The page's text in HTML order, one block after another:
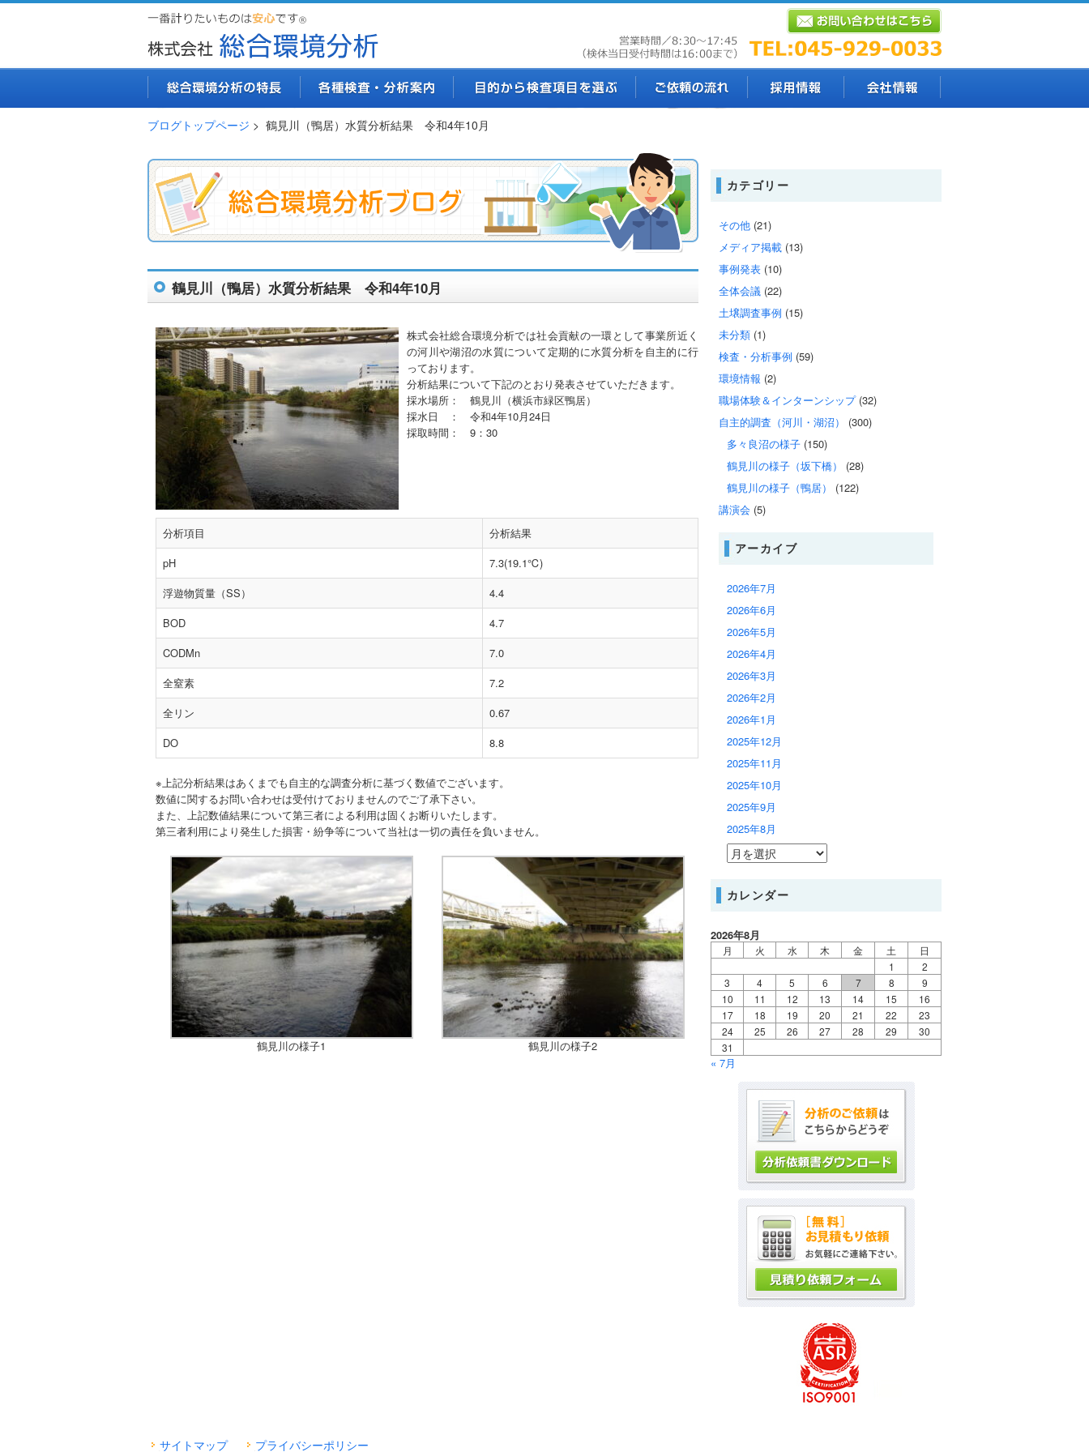
ブログトップページ > 鶴見川（鴨居）水質分析結果 令和4年10月
鶴見川（鴨居）水質分析結果 令和4年10月
株式会社総合環境分析では社会貢献の一環として事業所近く
の河川や湖沼の水質について定期的に水質分析を自主的に行
っております。
分析結果について下記のとおり発表させていただきます。
採水場所： 鶴見川（横浜市緑区鴨居）
採水日 ： 令和4年10月24日
採取時間： 9：30
分析項目
分析結果
pH
7.3(19.1℃)
浮遊物質量（SS）
4.4
BOD
4.7
CODMn
7.0
全窒素
7.2
全リン
0.67
DO
8.8
※上記分析結果はあくまでも自主的な調査分析に基づく数値でございます。
数値に関するお問い合わせは受付けておりませんのでご了承下さい。
また、上記数値結果について第三者による利用は固くお断りいたします。
第三者利用により発生した損害・紛争等について当社は一切の責任を負いません。
鶴見川の様子1 鶴見川の様子2
カテゴリー
その他 (21)
メディア掲載 (13)
事例発表 (10)
全体会議 (22)
土壌調査事例 (15)
未分類 (1)
検査・分析事例 (59)
環境情報 (2)
職場体験＆インターンシップ(32)
自主的調査（河川・湖沼）
(300)
多々良沼の様子 (150)
鶴見川の様子（坂下橋）
(28)
鶴見川の様子（鴨居）
(122)
講演会 (5)
アーカイブ
2026年7月
2026年6月
2026年5月
2026年4月
2026年3月
2026年2月
2026年1月
2025年12月
2025年11月
2025年10月
2025年9月
2025年8月
カレンダー
2026年8月
月 火 水 木 金 土
日
1
2
3
4 5 6 7 8
9
10
11 12 13 14 15
16
17
18 19 20 21 22
23
24
25 26 27 28 29
30
31
« 7月
サイトマップ プライバシーポリシー